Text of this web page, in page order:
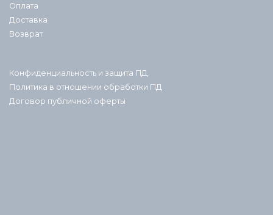
Оплата
Доставка
Возврат
Конфиденциальность и защита ПД
Политика в отношении обработки ПД
Договор публичной оферты